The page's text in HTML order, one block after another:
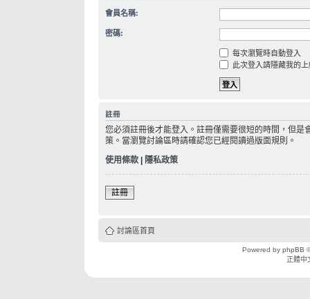
會員名稱:
密碼:
每次瀏覽時自動登入
此次登入請隱藏我的
註冊
您必須註冊後才能登入。註冊僅需要很短的時間，但
策。當瀏覽討論區時請確認您已經閱讀過版面規則。
使用條款
隱私政策
註冊
討論區首頁
Powered by phpBB
正體中